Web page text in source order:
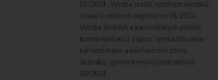
05/2024 , Výroba textilií, textilních výrobků,
oděvů a oděvních doplňků od 05/2024 ,
Výroba školních a kancelářských potřeb,
kromě výrobků z papíru, výroba bižuterie,
kartáčnického a konfekčního zboží,
deštníků, upomínkových předmětů od
05/2024